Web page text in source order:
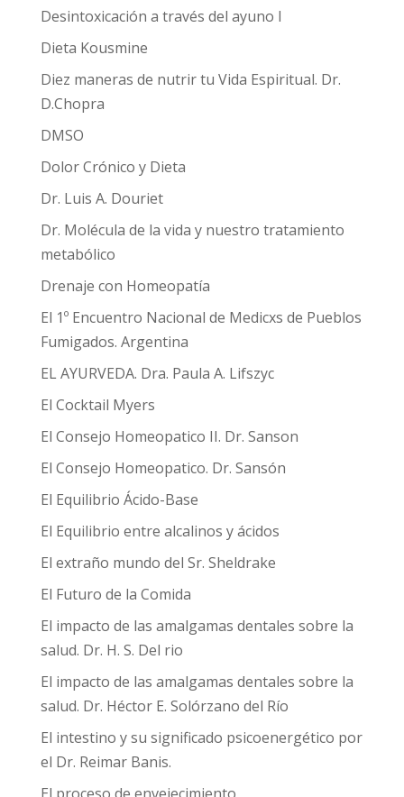
Desintoxicación a través del ayuno I
Dieta Kousmine
Diez maneras de nutrir tu Vida Espiritual. Dr.
D.Chopra
DMSO
Dolor Crónico y Dieta
Dr. Luis A. Douriet
Dr. Molécula de la vida y nuestro tratamiento
metabólico
Drenaje con Homeopatía
El 1º Encuentro Nacional de Medicxs de Pueblos
Fumigados. Argentina
EL AYURVEDA. Dra. Paula A. Lifszyc
El Cocktail Myers
El Consejo Homeopatico II. Dr. Sanson
El Consejo Homeopatico. Dr. Sansón
El Equilibrio Ácido-Base
El Equilibrio entre alcalinos y ácidos
El extraño mundo del Sr. Sheldrake
El Futuro de la Comida
El impacto de las amalgamas dentales sobre la
salud. Dr. H. S. Del rio
El impacto de las amalgamas dentales sobre la
salud. Dr. Héctor E. Solórzano del Río
El intestino y su significado psicoenergético por
el Dr. Reimar Banis.